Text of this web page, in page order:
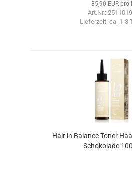
85,90 EUR pro l
Art.Nr.:
Lieferzeit: ca. 1-3
Hair in Balance Toner
Schokolade